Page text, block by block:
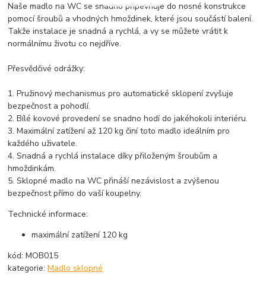
Naše madlo na WC se snadno připevňuje do nosné konstrukce
pomocí šroubů a vhodných hmoždinek, které jsou součástí balení.
Takže instalace je snadná a rychlá, a vy se můžete vrátit k
normálnímu životu co nejdříve.
Přesvědčivé odrážky:
1. Pružinový mechanismus pro automatické sklopení zvyšuje
bezpečnost a pohodlí.
2. Bílé kovové provedení se snadno hodí do jakéhokoli interiéru.
3. Maximální zatížení až 120 kg činí toto madlo ideálním pro
každého uživatele.
4. Snadná a rychlá instalace díky přiloženým šroubům a
hmoždinkám.
5. Sklopné madlo na WC přináší nezávislost a zvýšenou
bezpečnost přímo do vaší koupelny.
Technické informace:
maximální zatížení 120 kg
kód: MOB015
kategorie:Madlo sklopné